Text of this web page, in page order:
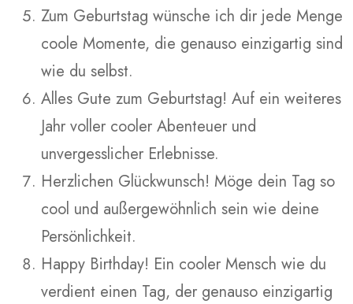
Zum Geburtstag wünsche ich dir jede Menge
coole Momente, die genauso einzigartig sind
wie du selbst.
Alles Gute zum Geburtstag! Auf ein weiteres
Jahr voller cooler Abenteuer und
unvergesslicher Erlebnisse.
Herzlichen Glückwunsch! Möge dein Tag so
cool und außergewöhnlich sein wie deine
Persönlichkeit.
Happy Birthday! Ein cooler Mensch wie du
verdient einen Tag, der genauso einzigartig